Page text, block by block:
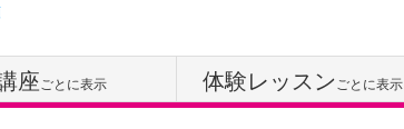
座ごとに表示 体験レッスンごとに表示